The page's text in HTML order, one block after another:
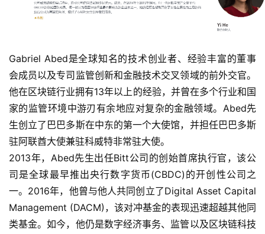
Gabriel Abed是全球知名的技术创业者、经验丰富的董事
会成员以及专司监管创新和金融技术交叉领域的前外交官。
他在区块链行业拥有13年以上的经验，并曾在多个行业和国
家的监管环境中游刃有余地应对复杂的金融领域。Abed先
生创立了巴巴多斯在中东的第一个大使馆，并担任巴巴多斯
驻阿联酋大使兼驻科威特非常驻大使。
2013年，Abed先生出任Bitt公司的创始首席执行官，该公
司是全球最早推出央行数字货币(CBDC)的开创性公司之
一。2016年，他曾与他人共同创立了Digital Asset Capital
Management (DACM)，该对冲基金的表现迅速超越其他同
类基金。如今，他仍是数字经济事务、监管以及区块链科技